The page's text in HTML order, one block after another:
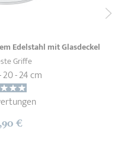
Edelstahl mit Glasdeckel
Griffe
20 - 24 cm
€